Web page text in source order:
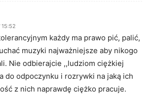
każdy ma prawo pić, palić,
muzyki najważniejsze aby nikogo
Nie odbierajcie ,,ludziom ciężkiej
do odpoczynku i rozrywki na jaką ich
z nich naprawdę ciężko pracuje.